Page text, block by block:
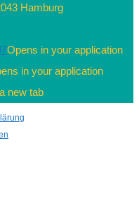
Hamburg
Opens in your application
in your application
new tab